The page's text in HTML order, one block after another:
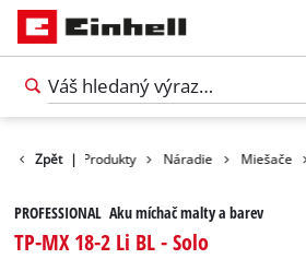
Zpět | Produkty Náradie Miešače
PROFESSIONAL Aku míchač malty a barev
TP-MX 18-2 Li BL - Solo